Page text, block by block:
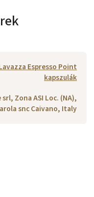
Espresso Point
kapszulák
Zona ASI Loc. (NA),
snc Caivano, Italy